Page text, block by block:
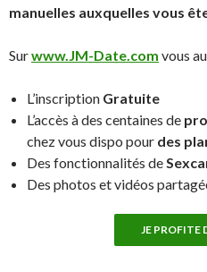
manuelles auxquelles vous
Surwww.JM-Date.com vous
L’inscription Gratuite
L’accès à des centaines de
chez vous dispo pour des
Des fonctionnalités de
Des photos et vidéos
JE PROFITE